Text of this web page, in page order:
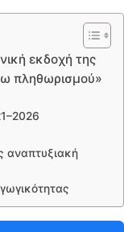
εκδοχή της
πληθωρισμού»
αναπτυξιακή